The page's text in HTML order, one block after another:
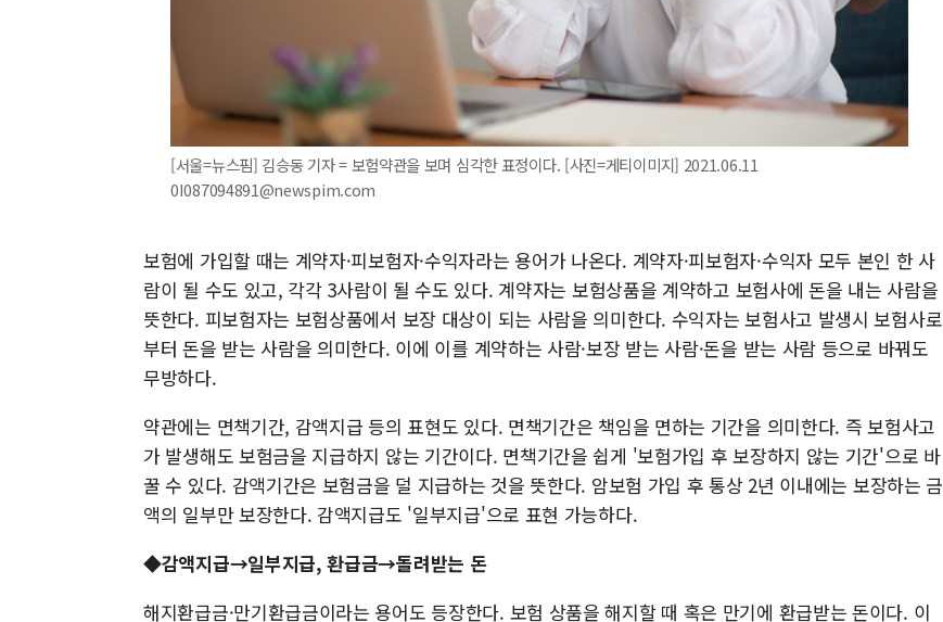
[서울=뉴스핌] 김승동 기자 = 보험약관을 보며 심각한 표정이다. [사진=게티이미지] 2021.06.11
0I087094891@newspim.com
보험에 가입할 때는 계약자·피보험자·수익자라는 용어가 나온다. 계약자·피보험자·수익자 모두 본인 한 사
람이 될 수도 있고, 각각 3사람이 될 수도 있다. 계약자는 보험상품을 계약하고 보험사에 돈을 내는 사람을
뜻한다. 피보험자는 보험상품에서 보장 대상이 되는 사람을 의미한다. 수익자는 보험사고 발생시 보험사로
부터 돈을 받는 사람을 의미한다. 이에 이를 계약하는 사람·보장 받는 사람·돈을 받는 사람 등으로 바꿔도
무방하다.
약관에는 면책기간, 감액지급 등의 표현도 있다. 면책기간은 책임을 면하는 기간을 의미한다. 즉 보험사고
가 발생해도 보험금을 지급하지 않는 기간이다. 면책기간을 쉽게 '보험가입 후 보장하지 않는 기간'으로 바
꿀 수 있다. 감액기간은 보험금을 덜 지급하는 것을 뜻한다. 암보험 가입 후 통상 2년 이내에는 보장하는 금
액의 일부만 보장한다. 감액지급도 '일부지급'으로 표현 가능하다.
◆감액지급→일부지급, 환급금→돌려받는 돈
해지환급금·만기환급금이라는 용어도 등장한다. 보험 상품을 해지할 때 혹은 만기에 환급받는 돈이다. 이